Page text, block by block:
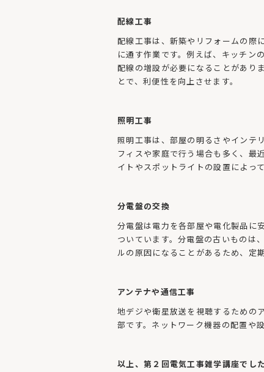
配線工事
配線工事は、新築やリフォームの際
に通す作業です。例えば、キッチン
配線の増設が必要になることがあり
とで、利便性を向上させます。
照明工事
照明工事は、部屋の明るさやインテ
フィスや家庭で行う場合も多く、最
イトやスポットライトの設置によっ
分電盤の交換
分電盤は電力を各部屋や電化製品に
ついています。分電盤の古いものは
ルの原因になることがあるため、定
アンテナや通信工事
地デジや衛星放送を視聴するための
部です。ネットワーク機器の配置や
以上、第２回電気工事雑学講座でした